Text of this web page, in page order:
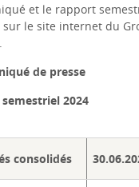
et le rapport
le site internet du
de presse
2024
consolidés